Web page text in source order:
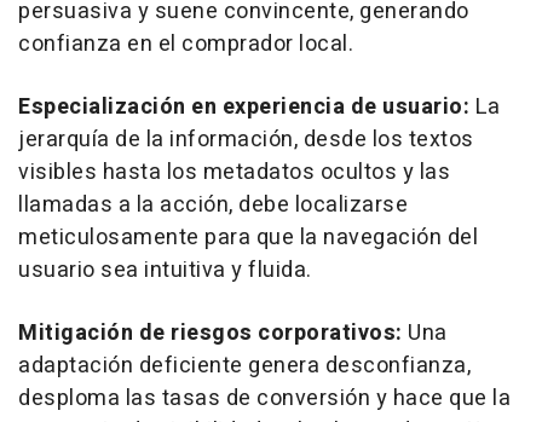
persuasiva y suene convincente, generando
confianza en el comprador local.
Especialización en experiencia de usuario: La
jerarquía de la información, desde los textos
visibles hasta los metadatos ocultos y las
llamadas a la acción, debe localizarse
meticulosamente para que la navegación del
usuario sea intuitiva y fluida.
Mitigación de riesgos corporativos: Una
adaptación deficiente genera desconfianza,
desploma las tasas de conversión y hace que la